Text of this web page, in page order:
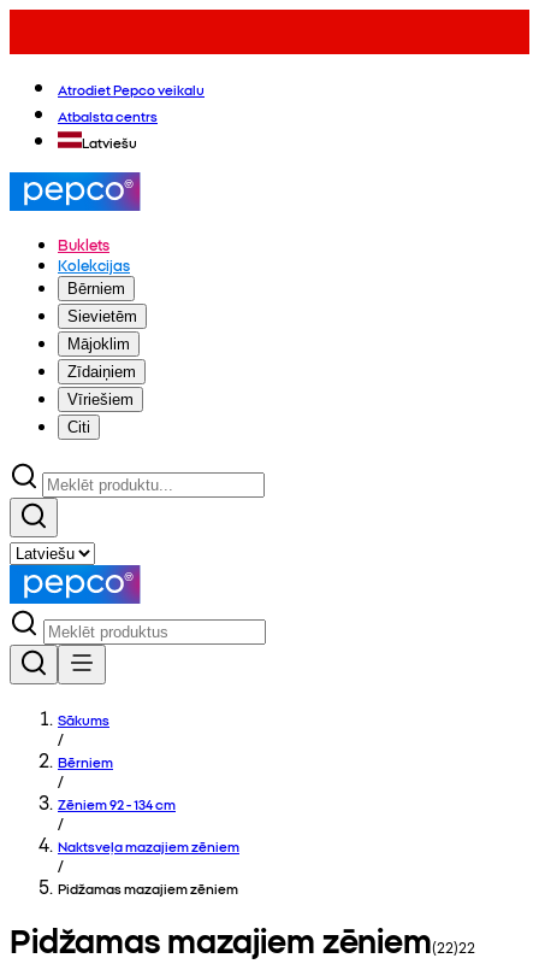
Atrodiet Pepco veikalu
Atbalsta centrs
Latviešu
Buklets
Kolekcijas
Bērniem
Sievietēm
Mājoklim
Zīdaiņiem
Vīriešiem
Citi
Sākums
/
Bērniem
/
Zēniem 92 - 134 cm
/
Naktsveļa mazajiem zēniem
/
Pidžamas mazajiem zēniem
Pidžamas mazajiem zēniem(22)22